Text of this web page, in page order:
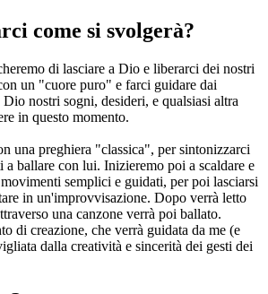
come si svolgerà?
di lasciare a Dio e liberarci dei nostri
un "cuore puro" e farci guidare dai
nostri sogni, desideri, e qualsiasi altra
in questo momento.
una preghiera "classica", per sintonizzarci
a ballare con lui. Inizieremo poi a scaldare e
semplici e guidati, per poi lasciarsi
in un'improvvisazione. Dopo verrà letto
una canzone verrà poi ballato.
di creazione, che verrà guidata da me (e
dalla creatività e sincerità dei gesti dei